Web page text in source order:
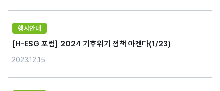
행사안내
[H-ESG 포럼] 2024 기후위기 정책 아젠다(1/23)
2023.12.15